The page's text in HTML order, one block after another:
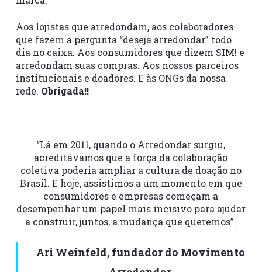
Aos lojistas que arredondam, aos colaboradores
que fazem a pergunta “deseja arredondar” todo
dia no caixa. Aos consumidores que dizem SIM! e
arredondam suas compras. Aos nossos parceiros
institucionais e doadores. E às ONGs da nossa
rede. Obrigada!!
“Lá em 2011, quando o Arredondar surgiu,
acreditávamos que a força da colaboração
coletiva poderia ampliar a cultura de doação no
Brasil. E hoje, assistimos a um momento em que
consumidores e empresas começam a
desempenhar um papel mais incisivo para ajudar
a construir, juntos, a mudança que queremos”.
Ari Weinfeld, fundador do Movimento